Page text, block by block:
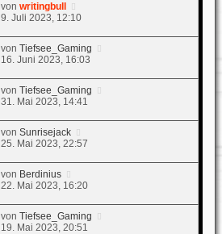
vonwritingbull
9. Juli 2023, 12:10
vonTiefsee_Gaming
16. Juni 2023, 16:03
vonTiefsee_Gaming
31. Mai 2023, 14:41
vonSunrisejack
25. Mai 2023, 22:57
von Berdinius
22. Mai 2023, 16:20
vonTiefsee_Gaming
19. Mai 2023, 20:51